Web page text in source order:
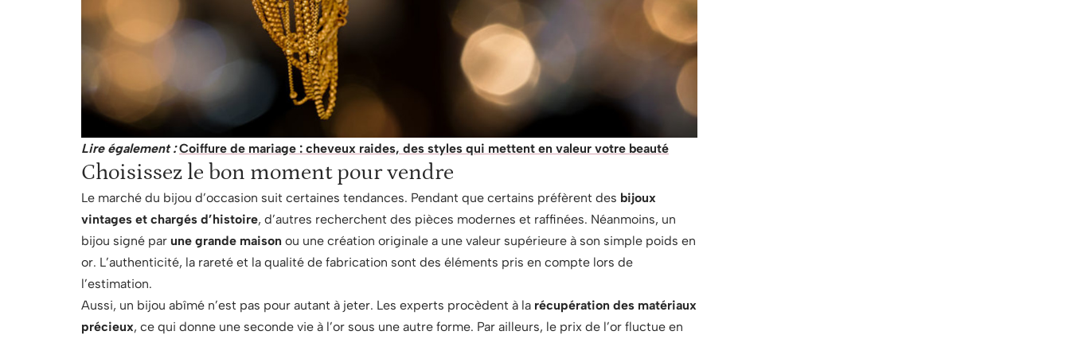
Lire également : Coiffure de mariage : cheveux raides, des styles qui mettent en valeur votre beauté
Choisissez le bon moment pour vendre
Le marché du bijou d’occasion suit certaines tendances. Pendant que certains préfèrent des bijoux
vintages et chargés d’histoire, d’autres recherchent des pièces modernes et raffinées. Néanmoins, un
bijou signé par une grande maison ou une création originale a une valeur supérieure à son simple poids en
or. L’authenticité, la rareté et la qualité de fabrication sont des éléments pris en compte lors de
l’estimation.
Aussi, un bijou abîmé n’est pas pour autant à jeter. Les experts procèdent à la récupération des matériaux
précieux, ce qui donne une seconde vie à l’or sous une autre forme. Par ailleurs, le prix de l’or fluctue en